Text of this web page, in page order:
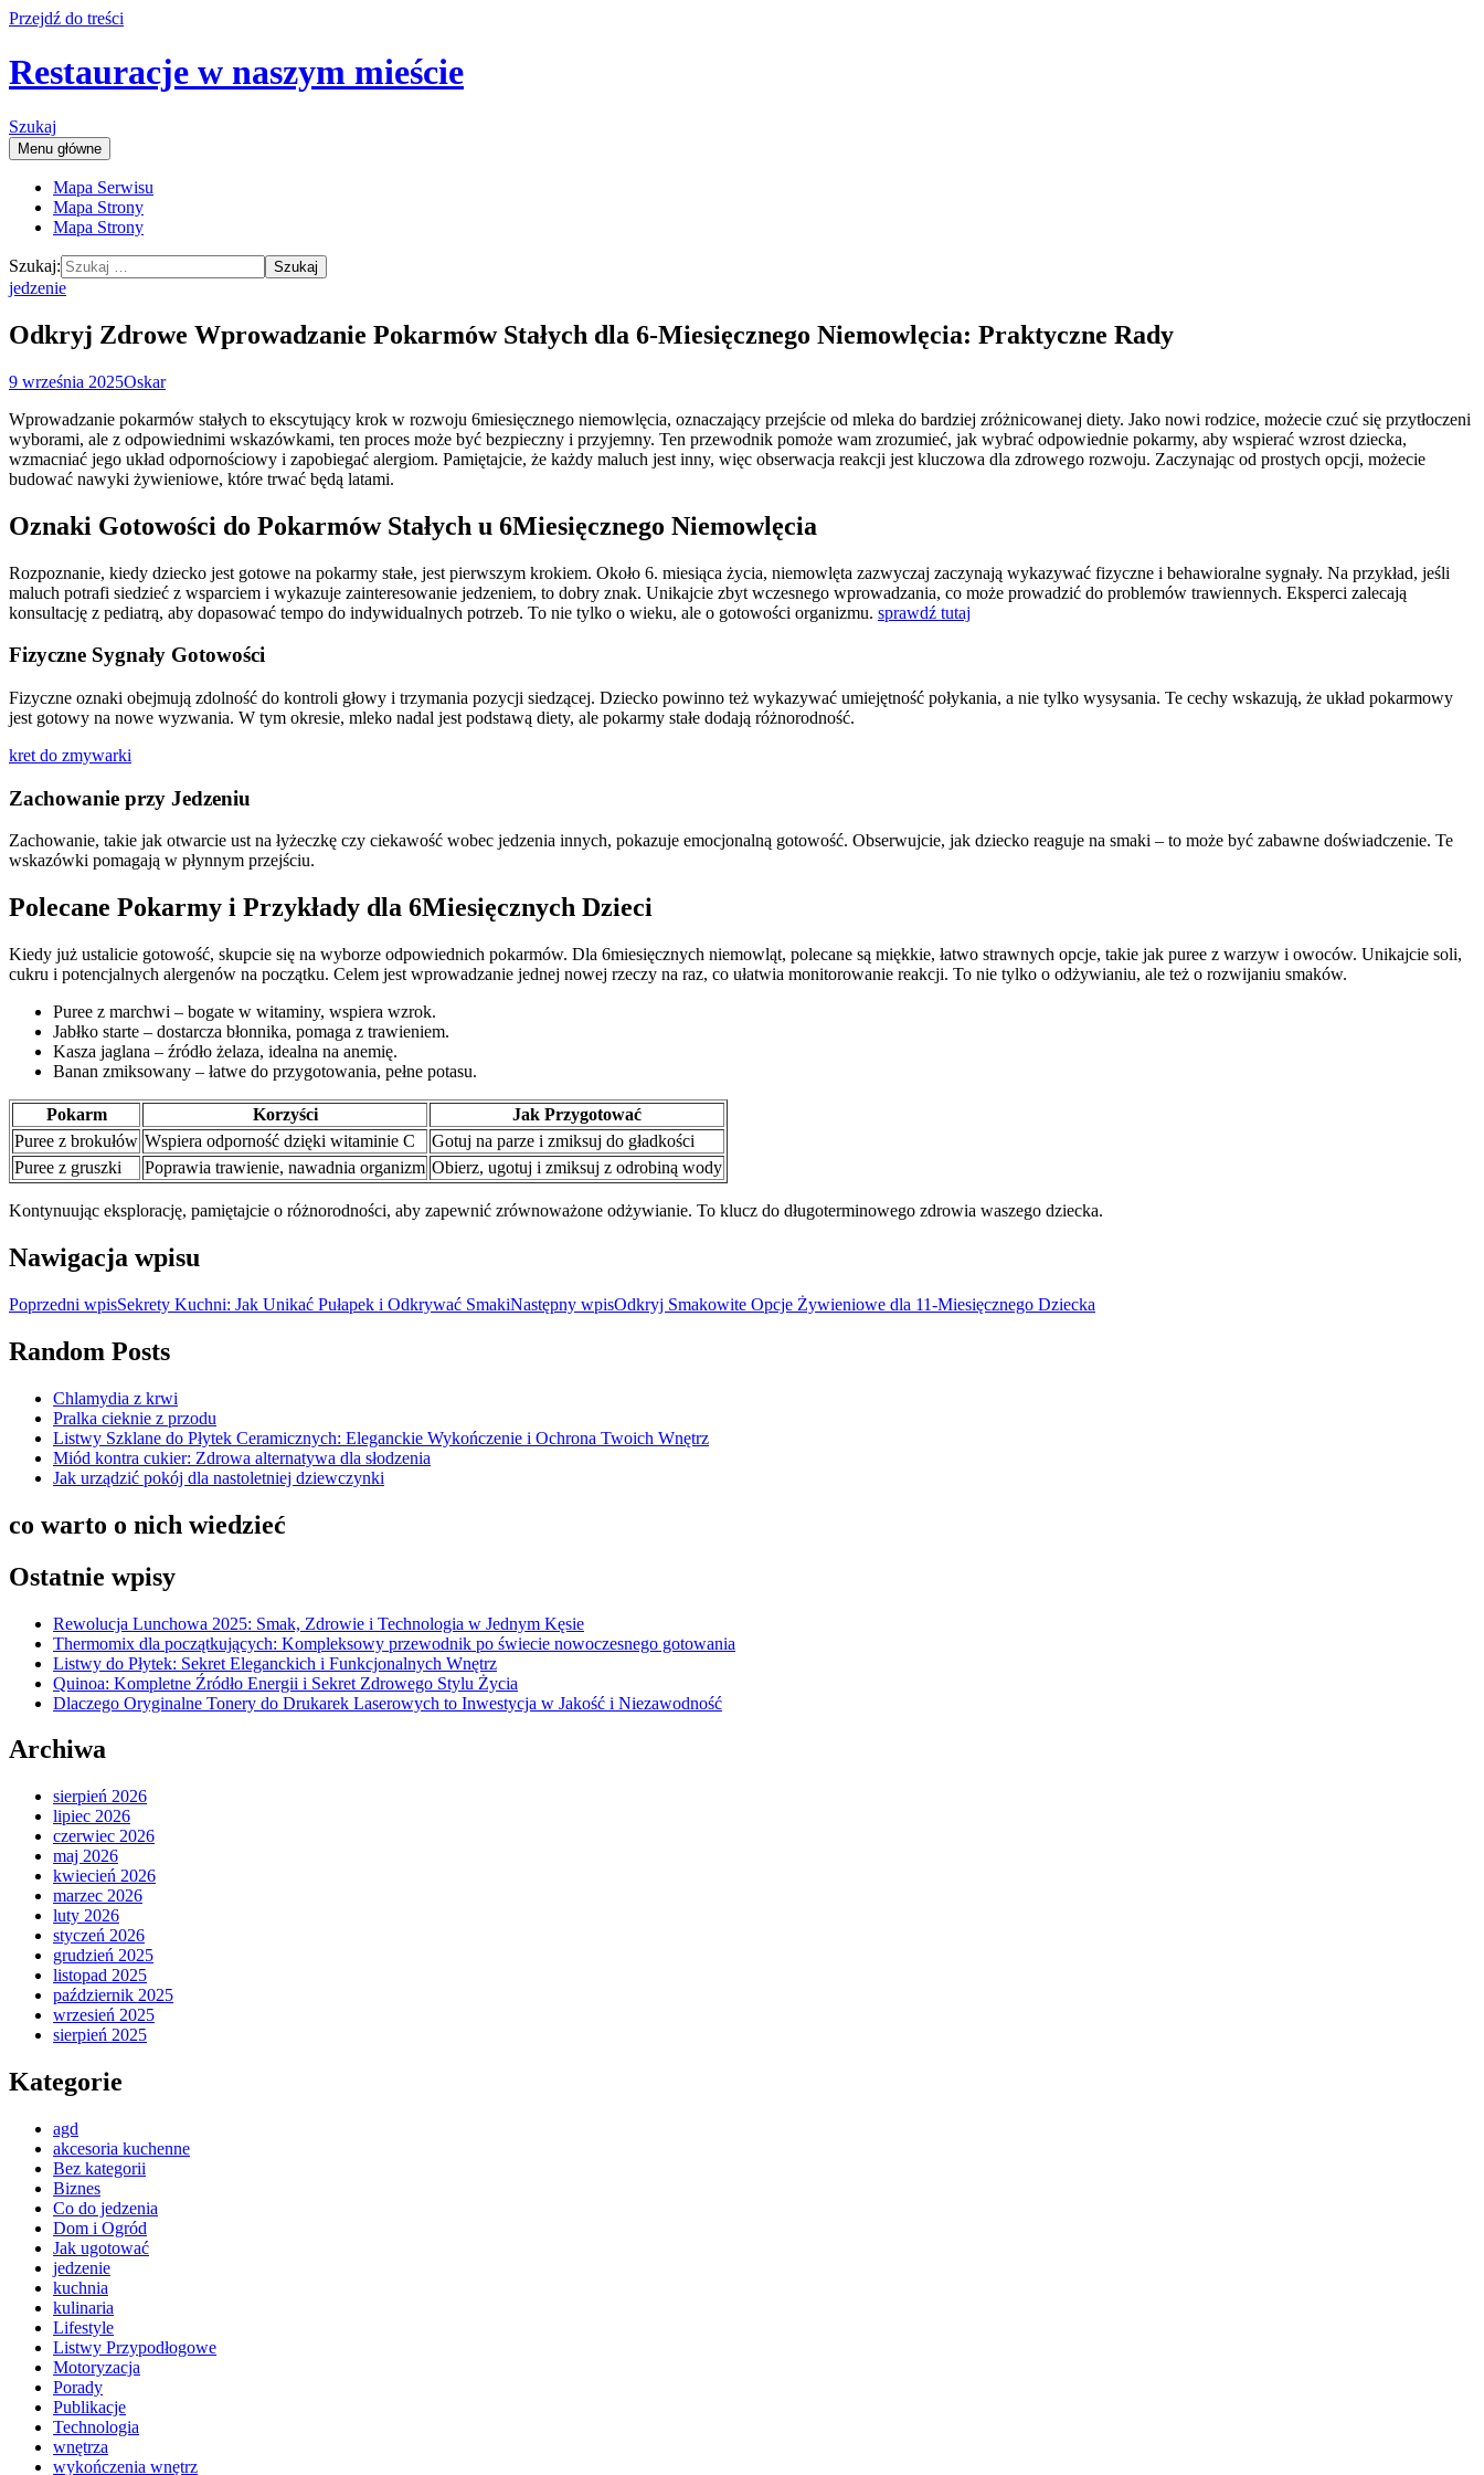
Przejdź do treści
Restauracje w naszym mieście
Szukaj
Menu główne
Mapa Serwisu
Mapa Strony
Mapa Strony
Szukaj:
jedzenie
Odkryj Zdrowe Wprowadzanie Pokarmów Stałych dla 6-Miesięcznego Niemowlęcia: Praktyczne Rady
9 września 2025Oskar
Wprowadzanie pokarmów stałych to ekscytujący krok w rozwoju 6miesięcznego niemowlęcia, oznaczający przejście od mleka do bardziej zróżnicowanej diety. Jako nowi rodzice, możecie czuć się przytłoczeni
wyborami, ale z odpowiednimi wskazówkami, ten proces może być bezpieczny i przyjemny. Ten przewodnik pomoże wam zrozumieć, jak wybrać odpowiednie pokarmy, aby wspierać wzrost dziecka,
wzmacniać jego układ odpornościowy i zapobiegać alergiom. Pamiętajcie, że każdy maluch jest inny, więc obserwacja reakcji jest kluczowa dla zdrowego rozwoju. Zaczynając od prostych opcji, możecie
budować nawyki żywieniowe, które trwać będą latami.
Oznaki Gotowości do Pokarmów Stałych u 6Miesięcznego Niemowlęcia
Rozpoznanie, kiedy dziecko jest gotowe na pokarmy stałe, jest pierwszym krokiem. Około 6. miesiąca życia, niemowlęta zazwyczaj zaczynają wykazywać fizyczne i behawioralne sygnały. Na przykład, jeśli
maluch potrafi siedzieć z wsparciem i wykazuje zainteresowanie jedzeniem, to dobry znak. Unikajcie zbyt wczesnego wprowadzania, co może prowadzić do problemów trawiennych. Eksperci zalecają
konsultację z pediatrą, aby dopasować tempo do indywidualnych potrzeb. To nie tylko o wieku, ale o gotowości organizmu. sprawdź tutaj
Fizyczne Sygnały Gotowości
Fizyczne oznaki obejmują zdolność do kontroli głowy i trzymania pozycji siedzącej. Dziecko powinno też wykazywać umiejętność połykania, a nie tylko wysysania. Te cechy wskazują, że układ pokarmowy
jest gotowy na nowe wyzwania. W tym okresie, mleko nadal jest podstawą diety, ale pokarmy stałe dodają różnorodność.
kret do zmywarki
Zachowanie przy Jedzeniu
Zachowanie, takie jak otwarcie ust na łyżeczkę czy ciekawość wobec jedzenia innych, pokazuje emocjonalną gotowość. Obserwujcie, jak dziecko reaguje na smaki – to może być zabawne doświadczenie. Te
wskazówki pomagają w płynnym przejściu.
Polecane Pokarmy i Przykłady dla 6Miesięcznych Dzieci
Kiedy już ustalicie gotowość, skupcie się na wyborze odpowiednich pokarmów. Dla 6miesięcznych niemowląt, polecane są miękkie, łatwo strawnych opcje, takie jak puree z warzyw i owoców. Unikajcie soli,
cukru i potencjalnych alergenów na początku. Celem jest wprowadzanie jednej nowej rzeczy na raz, co ułatwia monitorowanie reakcji. To nie tylko o odżywianiu, ale też o rozwijaniu smaków.
Puree z marchwi – bogate w witaminy, wspiera wzrok.
Jabłko starte – dostarcza błonnika, pomaga z trawieniem.
Kasza jaglana – źródło żelaza, idealna na anemię.
Banan zmiksowany – łatwe do przygotowania, pełne potasu.
Pokarm Korzyści
Jak Przygotować
Puree z brokułów Wspiera odporność dzięki witaminie C
Gotuj na parze i zmiksuj do gładkości
Puree z gruszki
Poprawia trawienie, nawadnia organizm Obierz, ugotuj i zmiksuj z odrobiną wody
Kontynuując eksplorację, pamiętajcie o różnorodności, aby zapewnić zrównoważone odżywianie. To klucz do długoterminowego zdrowia waszego dziecka.
Nawigacja wpisu
Poprzedni wpisSekrety Kuchni: Jak Unikać Pułapek i Odkrywać SmakiNastępny wpisOdkryj Smakowite Opcje Żywieniowe dla 11-Miesięcznego Dziecka
Random Posts
Chlamydia z krwi
Pralka cieknie z przodu
Listwy Szklane do Płytek Ceramicznych: Eleganckie Wykończenie i Ochrona Twoich Wnętrz
Miód kontra cukier: Zdrowa alternatywa dla słodzenia
Jak urządzić pokój dla nastoletniej dziewczynki
co warto o nich wiedzieć
Ostatnie wpisy
Rewolucja Lunchowa 2025: Smak, Zdrowie i Technologia w Jednym Kęsie
Thermomix dla początkujących: Kompleksowy przewodnik po świecie nowoczesnego gotowania
Listwy do Płytek: Sekret Eleganckich i Funkcjonalnych Wnętrz
Quinoa: Kompletne Źródło Energii i Sekret Zdrowego Stylu Życia
Dlaczego Oryginalne Tonery do Drukarek Laserowych to Inwestycja w Jakość i Niezawodność
Archiwa
sierpień 2026
lipiec 2026
czerwiec 2026
maj 2026
kwiecień 2026
marzec 2026
luty 2026
styczeń 2026
grudzień 2025
listopad 2025
październik 2025
wrzesień 2025
sierpień 2025
Kategorie
agd
akcesoria kuchenne
Bez kategorii
Biznes
Co do jedzenia
Dom i Ogród
Jak ugotować
jedzenie
kuchnia
kulinaria
Lifestyle
Listwy Przypodłogowe
Motoryzacja
Porady
Publikacje
Technologia
wnętrza
wykończenia wnętrz